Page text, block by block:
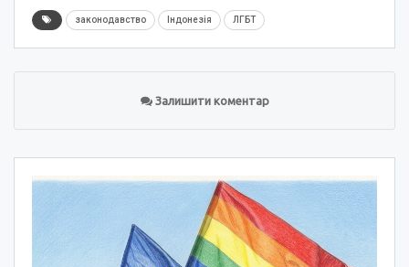
законодавство Індонезія ЛГБТ
Залишити коментар